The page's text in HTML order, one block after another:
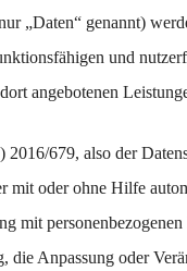
„Daten“ genannt)
und
angebotenen
679, also der
mit oder ohne Hilfe
mit
die Anpassung oder